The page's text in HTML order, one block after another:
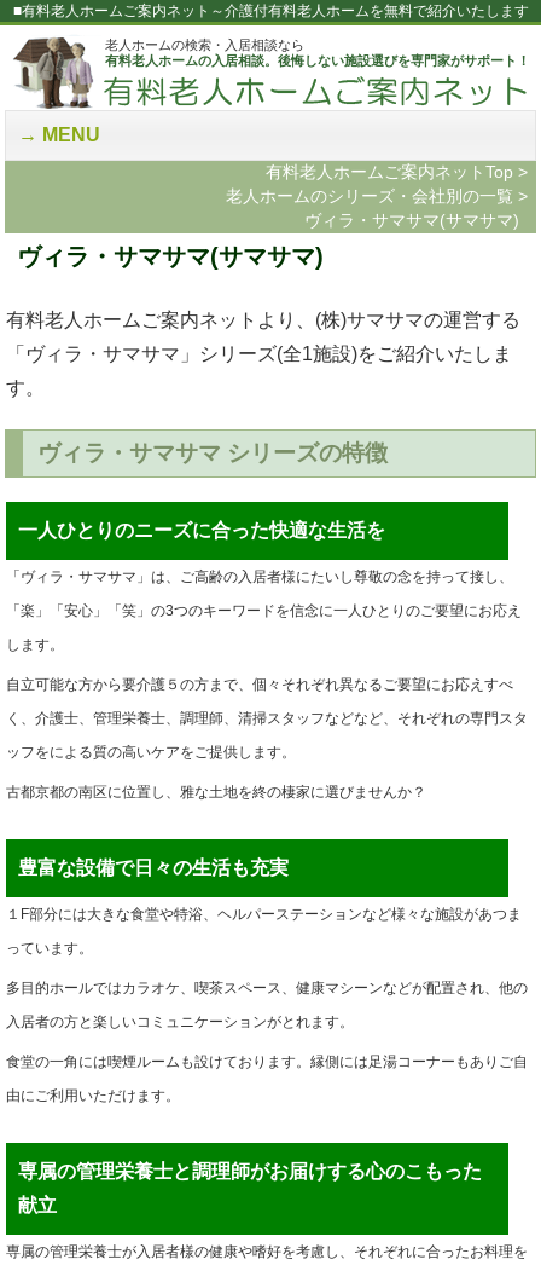
■有料老人ホームご案内ネット～介護付有料老人ホームを無料で紹介いたします
老人ホームの検索・入居相談なら
有料老人ホームの入居相談。後悔しない施設選びを専門家がサポート！
MENU
有料老人ホームご案内ネットTop >
老人ホームのシリーズ・会社別の一覧 >
ヴィラ・サマサマ(サマサマ)
ヴィラ・サマサマ(サマサマ)
有料老人ホームご案内ネットより、(株)サマサマの運営する
「ヴィラ・サマサマ」シリーズ(全1施設)をご紹介いたしま
す。
ヴィラ・サマサマ シリーズの特徴
一人ひとりのニーズに合った快適な生活を
「ヴィラ・サマサマ」は、ご高齢の入居者様にたいし尊敬の念を持って接し、
「楽」「安心」「笑」の3つのキーワードを信念に一人ひとりのご要望にお応え
します。
自立可能な方から要介護５の方まで、個々それぞれ異なるご要望にお応えすべ
く、介護士、管理栄養士、調理師、清掃スタッフなどなど、それぞれの専門スタ
ッフをによる質の高いケアをご提供します。
古都京都の南区に位置し、雅な土地を終の棲家に選びませんか？
豊富な設備で日々の生活も充実
１F部分には大きな食堂や特浴、ヘルパーステーションなど様々な施設があつま
っています。
多目的ホールではカラオケ、喫茶スペース、健康マシーンなどが配置され、他の
入居者の方と楽しいコミュニケーションがとれます。
食堂の一角には喫煙ルームも設けております。縁側には足湯コーナーもありご自
由にご利用いただけます。
専属の管理栄養士と調理師がお届けする心のこもった
献立
専属の管理栄養士が入居者様の健康や嗜好を考慮し、それぞれに合ったお料理を